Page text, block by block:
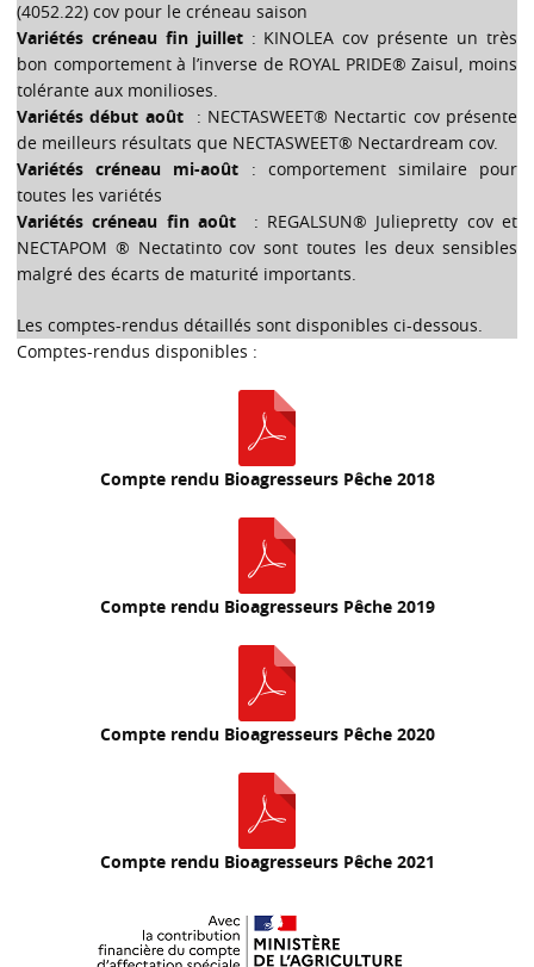
(4052.22) cov pour le créneau saison
Variétés créneau fin juillet: KINOLEA cov présente un très
bon comportement à l’inverse de ROYAL PRIDE® Zaisul, moins
tolérante aux monilioses.
Variétés début août
: NECTASWEET® Nectartic cov présente
de meilleurs résultats que NECTASWEET® Nectardream cov.
Variétés créneau mi-août : comportement similaire pour
toutes les variétés
Variétés créneau fin août
: REGALSUN® Juliepretty cov et
NECTAPOM ® Nectatinto cov sont toutes les deux sensibles
malgré des écarts de maturité importants.
Les comptes-rendus détaillés sont disponibles ci-dessous.
Comptes-rendus disponibles :
Compte rendu Bioagresseurs Pêche 2018
Compte rendu Bioagresseurs Pêche 2019
Compte rendu Bioagresseurs Pêche 2020
Compte rendu Bioagresseurs Pêche 2021